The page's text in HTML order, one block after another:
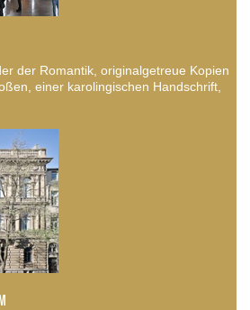
der Romantik, originalgetreue Kopien
einer karolingischen Handschrift,